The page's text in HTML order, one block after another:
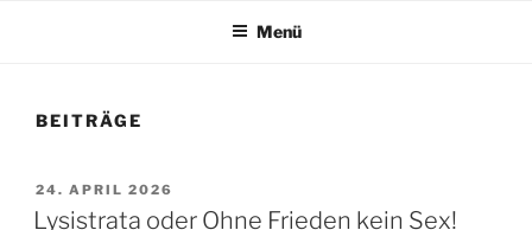
Menü
BEITRÄGE
VERÖFFENTLICHT
AM
24. APRIL 2026
Lysistrata oder Ohne Frieden kein Sex!